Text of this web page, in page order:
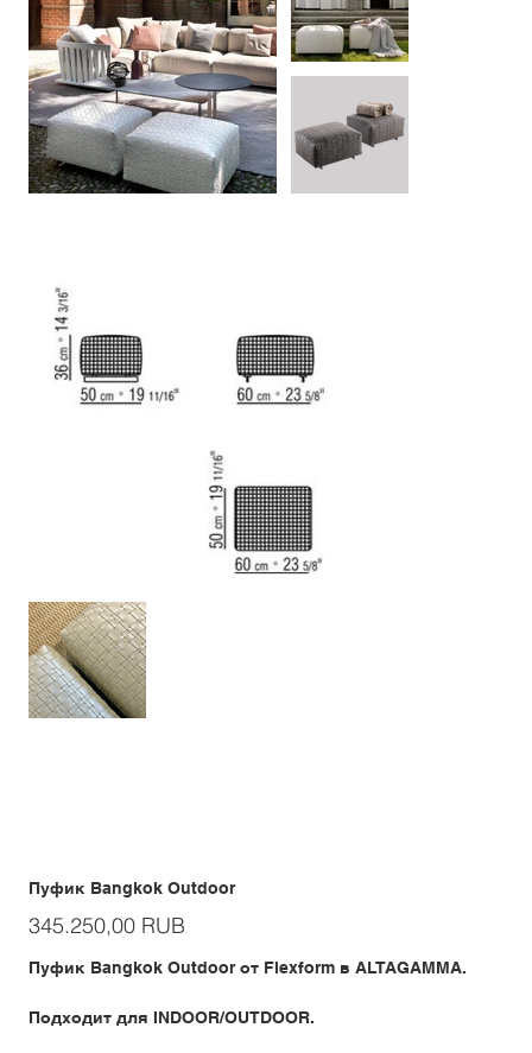
Пуфик Bangkok Outdoor
Цена
345.250,00 RUB
Пуфик Bangkok Outdoor от Flexform в ALTAGAMMA.
Подходит для INDOOR/OUTDOOR.